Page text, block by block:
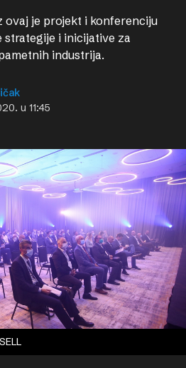
ovaj je projekt i konferenciju
i inicijative za
industrija.
u 11:45